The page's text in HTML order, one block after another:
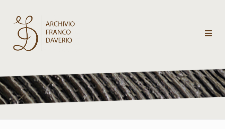
Archivio
Franco
Daverio